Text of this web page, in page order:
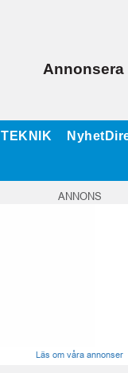
Annonsera
TEKNIK
ANNONS
Läs om våra annonser